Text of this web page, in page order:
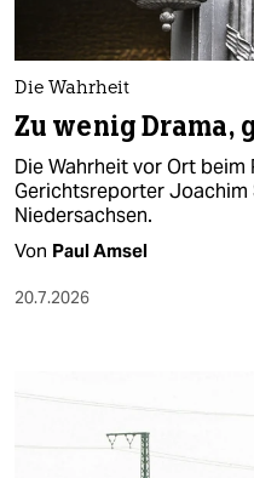
Die Wahrheit
Zu wenig Drama,
Die Wahrheit vor Ort beim
Gerichtsreporter Joachim
Niedersachsen.
Von Paul Amsel
20.7.2026